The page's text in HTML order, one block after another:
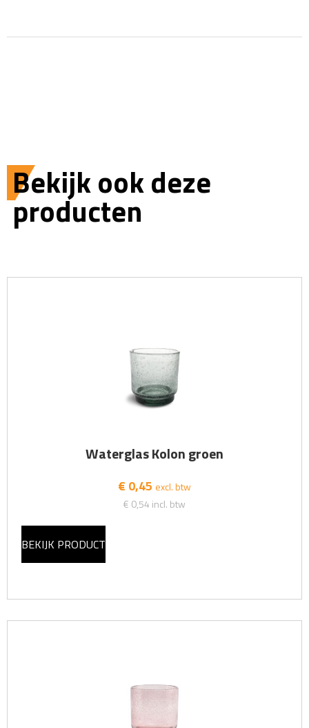
Bekijk ook deze
producten
Waterglas Kolon groen
€ 0,45 excl. btw
€ 0,54 incl. btw
BEKIJK PRODUCT